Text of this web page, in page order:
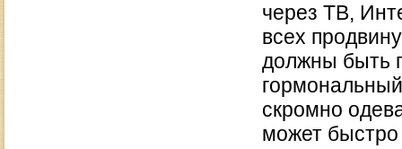
через ТВ,
всех
должны быть
скромно
может быстро